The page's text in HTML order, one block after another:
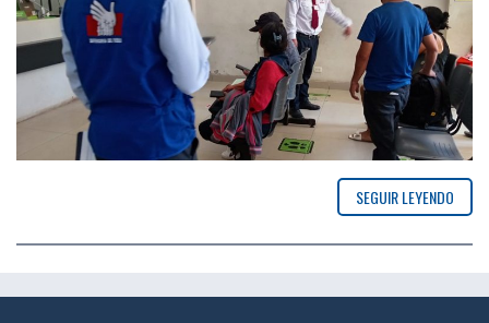
SEGUIR LEYENDO